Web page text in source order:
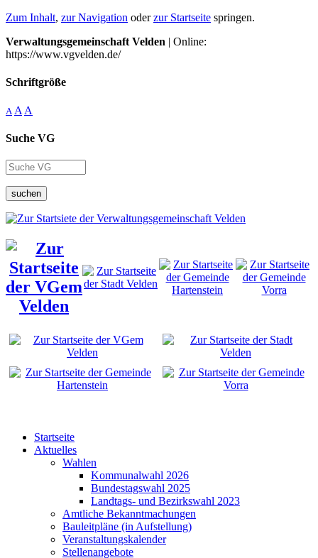
Zum Inhalt, zur Navigation oderzur Startseite springen.
Verwaltungsgemeinschaft Velden | Online:
https://www.vgvelden.de/
Schriftgröße
A A A
Suche VG
suchen
Startseite
Aktuelles
Wahlen
Kommunalwahl 2026
Bundestagswahl 2025
Landtags- und Bezirkswahl 2023
Amtliche Bekanntmachungen
Bauleitpläne (in Aufstellung)
Veranstaltungskalender
Stellenangebote